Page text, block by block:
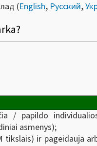
(English, Русский,
/ papildo
asmenys);
tikslais) ir pageidauja